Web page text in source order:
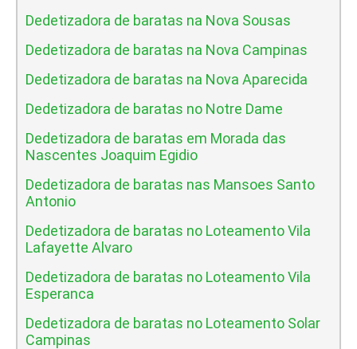
Dedetizadora de baratas na Nova Sousas
Dedetizadora de baratas na Nova Campinas
Dedetizadora de baratas na Nova Aparecida
Dedetizadora de baratas no Notre Dame
Dedetizadora de baratas em Morada das
Nascentes Joaquim Egidio
Dedetizadora de baratas nas Mansoes Santo
Antonio
Dedetizadora de baratas no Loteamento Vila
Lafayette Alvaro
Dedetizadora de baratas no Loteamento Vila
Esperanca
Dedetizadora de baratas no Loteamento Solar
Campinas